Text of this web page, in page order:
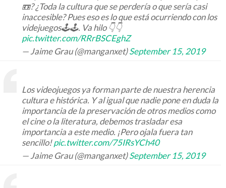
📼? ¿Toda la cultura que se perdería o que sería casi
inaccesible? Pues eso es lo que está ocurriendo con los
videjuegos🕹️🕹️. Va hilo 👇👇
pic.twitter.com/RRrBSCEghZ
— Jaime Grau (@manganxet)September 15, 2019
Los videojuegos ya forman parte de nuestra herencia
cultura e histórica. Y al igual que nadie pone en duda la
importancia de la preservación de otros medios como
el cine o la literatura, debemos trasladar esa
importancia a este medio. ¡Pero ojala fuera tan
sencillo!pic.twitter.com/75IRsYCh40
— Jaime Grau (@manganxet)September 15, 2019